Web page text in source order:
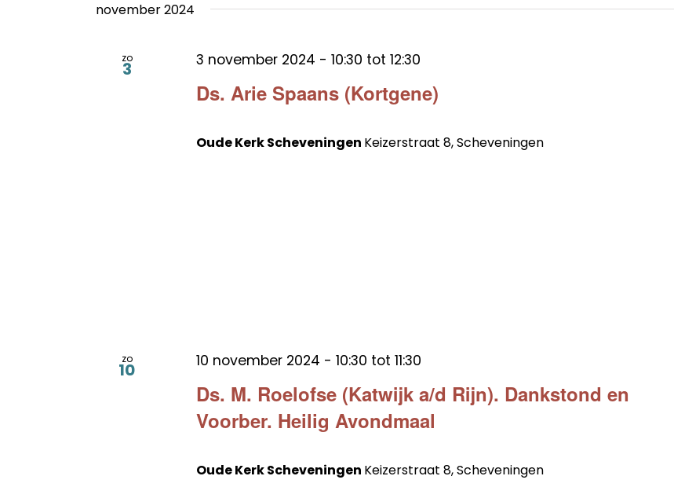
november 2024
zo
3
Ds. Arie Spaans (Kortgene)
3 november 2024 - 10:30 tot 12:30
Oude Kerk Scheveningen Keizerstraat 8, Scheveningen
zo
10
Ds. M. Roelofse (Katwijk a/d Rijn). Dankstond en
Voorber. Heilig Avondmaal
10 november 2024 - 10:30 tot 11:30
Oude Kerk Scheveningen Keizerstraat 8, Scheveningen